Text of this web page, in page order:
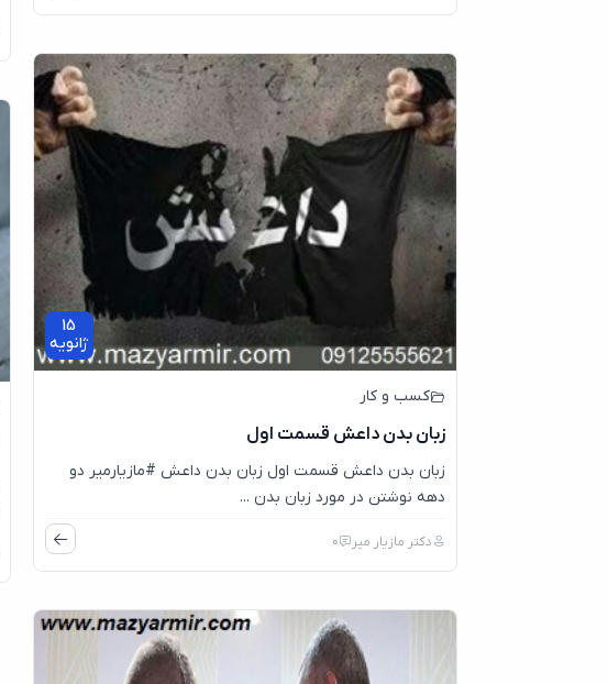
15
ژانویه
کسب و کار
زبان بدن داعش قسمت اول
زبان بدن داعش قسمت اول زبان بدن داعش #مازیارمیر دو
دهه نوشتن در مورد زبان بدن ...
دکتر مازیار میر 0